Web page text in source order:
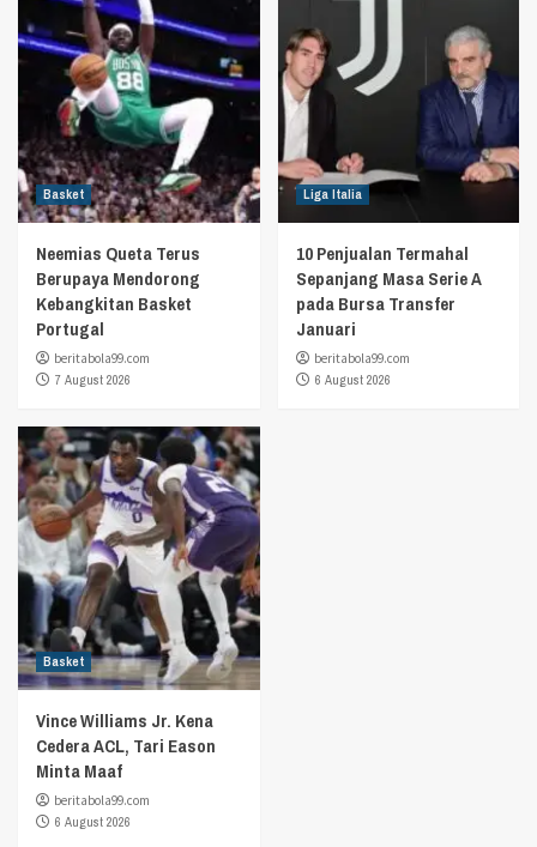
Basket
Neemias Queta Terus
Berupaya Mendorong
Kebangkitan Basket
Portugal
beritabola99.com
7 August 2026
Liga Italia
10 Penjualan Termahal
Sepanjang Masa Serie A
pada Bursa Transfer
Januari
beritabola99.com
6 August 2026
Basket
Vince Williams Jr. Kena
Cedera ACL, Tari Eason
Minta Maaf
beritabola99.com
6 August 2026